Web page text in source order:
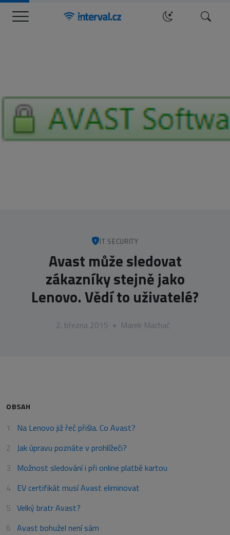
Menu Hledat
IT SECURITY
Avast může sledovat
zákazníky stejně jako
Lenovo. Vědí to uživatelé?
2. března 2015 • Marek Machač
OBSAH
Na Lenovo již řeč přišla. Co Avast?
Jak úpravu poznáte v prohlížeči?
Možnost sledování i při online platbě kartou
EV certifikát musí Avast eliminovat
Velký bratr Avast?
Avast bohužel není sám